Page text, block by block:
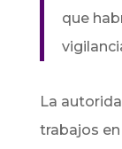
que
La
trabajos